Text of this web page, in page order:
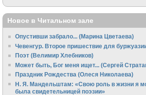
Новое в Читальном зале
Опустивши забрало... (Марина Цветаева)
Чевенгур. Второе пришествие для
Поэт (Велимир Хлебников)
Может быть, Бог меня ищет... (Сергей
Праздник Рождества (Олеся Николаева)
Н. Я. Мандельштам: «Свою pоль в жизни я
была свидетельницей поэзии»